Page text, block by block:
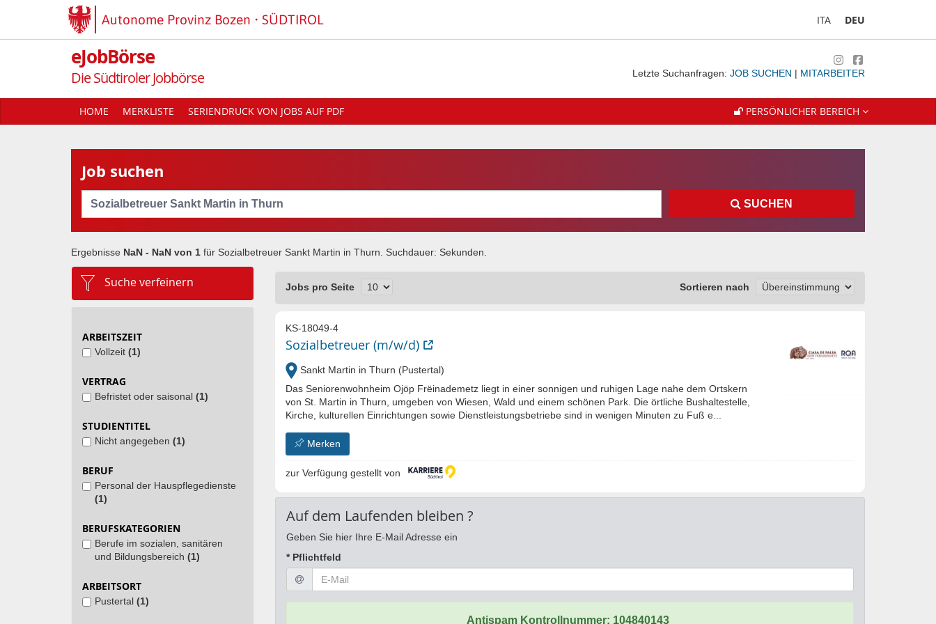
Autonome Provinz Bozen SÜDTIROL ITA DEU
eJobBörse
Die Südtiroler Jobbörse Letzte Suchanfragen: JOB SUCHEN | MITARBEITER
HOME MERKLISTE SERIENDRUCK VON JOBS AUF PDF PERSÖNLICHER BEREICH
Job suchen
SUCHEN
Ergebnisse NaN - NaN von 1 für Sozialbetreuer Sankt Martin in Thurn . Suchdauer: Sekunden.
Suche verfeinern
ARBEITSZEIT
Vollzeit (1)
VERTRAG
Befristet oder saisonal (1)
STUDIENTITEL
Nicht angegeben (1)
BERUF
Personal der Hauspflegedienste
(1)
BERUFSKATEGORIEN
Berufe im sozialen, sanitären
und Bildungsbereich (1)
ARBEITSORT
Pustertal (1)
Jobs pro Seite Sortieren nach
KS-18049-4
Sozialbetreuer (m/w/d)
Sankt Martin in Thurn (Pustertal)
Das Seniorenwohnheim Ojöp Frëinademetz liegt in einer sonnigen und ruhigen Lage nahe dem Ortskern
von St. Martin in Thurn, umgeben von Wiesen, Wald und einem schönen Park. Die örtliche Bushaltestelle,
Kirche, kulturellen Einrichtungen sowie Dienstleistungsbetriebe sind in wenigen Minuten zu Fuß e...
Merken
zur Verfügung gestellt von
Auf dem Laufenden bleiben ?
Geben Sie hier Ihre E-Mail Adresse ein
* Pflichtfeld
Antispam Kontrollnummer: 104840143